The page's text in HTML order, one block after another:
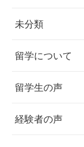
未分類
留学について
留学生の声
経験者の声